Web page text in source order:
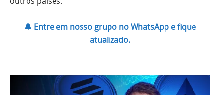
🔔 Entre em nosso grupo no WhatsApp e fique
atualizado.